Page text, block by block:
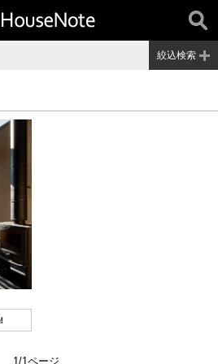
絞込検索
1/1ページ